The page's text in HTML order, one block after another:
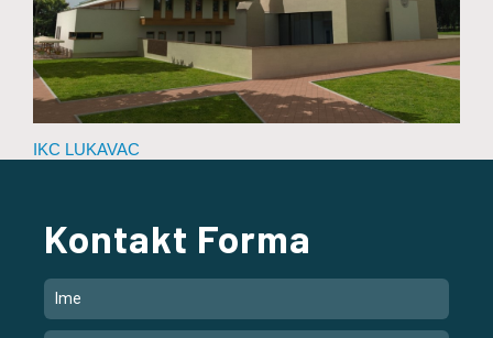
IKC LUKAVAC
Kontakt Forma